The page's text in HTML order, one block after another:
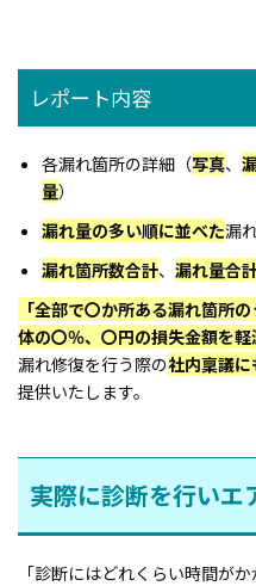
レポート内容
各漏れ箇所の詳細（写真、
量）
漏れ量の多い順に並べた漏
漏れ箇所数合計、 漏れ量合
「全部で〇か所ある漏れ箇所
体の〇％、〇円の損失金額を軽
漏れ修復を行う際の社内稟議
提供いたします。
実際に診断を行いエ
「診断にはどれくらい時間が